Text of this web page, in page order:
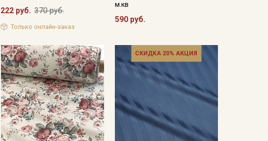
222 руб. 370 руб.
Только онлайн-заказ
м.кв
590 руб.
СКИДКА 20% АКЦИЯ